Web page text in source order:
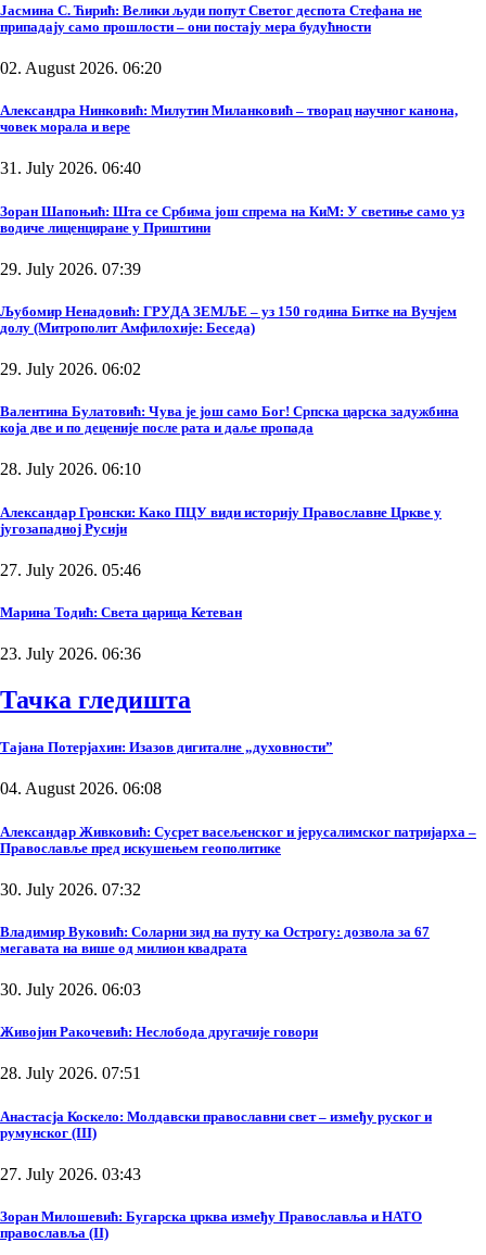
Јасмина С. Ћирић: Велики људи попут Светог деспота Стефана не
припадају само прошлости – они постају мера будућности
02. August 2026. 06:20
Александра Нинковић: Милутин Миланковић – творац научног канона,
човек морала и вере
31. July 2026. 06:40
Зоран Шапоњић: Шта се Србима још спрема на КиМ: У светиње само уз
водиче лиценциране у Приштини
29. July 2026. 07:39
Љубомир Ненадовић: ГРУДА ЗЕМЉЕ – уз 150 година Битке на Вучјем
долу (Митрополит Амфилохије: Беседа)
29. July 2026. 06:02
Валентина Булатовић: Чува је још само Бог! Српска царска задужбина
која две и по деценије после рата и даље пропада
28. July 2026. 06:10
Александар Гронски: Како ПЦУ види историју Православне Цркве у
југозападној Русији
27. July 2026. 05:46
Марина Тодић: Света царица Кетеван
23. July 2026. 06:36
Тачка гледишта
Тајана Потерјахин: Изазов дигиталне „духовности”
04. August 2026. 06:08
Александар Живковић: Сусрет васељенског и јерусалимског патријарха –
Православље пред искушењем геополитике
30. July 2026. 07:32
Владимир Вуковић: Соларни зид на путу ка Острогу: дозвола за 67
мегавата на више од милион квадрата
30. July 2026. 06:03
Живојин Ракочевић: Неслобода другачије говори
28. July 2026. 07:51
Анастасја Коскело: Молдавски православни свет – између руског и
румунског (III)
27. July 2026. 03:43
Зоран Милошевић: Бугарска црква између Православља и НАТО
православља (II)